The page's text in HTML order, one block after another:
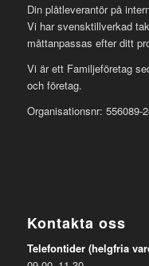
Din plåtleverantör på
Vi har svensktillverkad
måttanpassas efter ditt
Vi är ett Familjeföretag
och företag.
Organisationsnr: 556089-
Kontakta oss
Telefontider (helgfria